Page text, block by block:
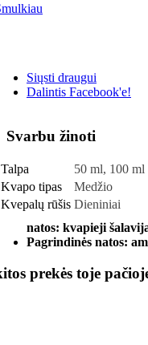
Siųsti draugui
Dalintis Facebook'e!
Svarbu žinoti
Talpa
50 ml, 100 ml
Kvapo tipas
Medžio
Kvepalų rūšis Dieniniai
natos: kvapieji
Pagrindinės natos:
prekės toje